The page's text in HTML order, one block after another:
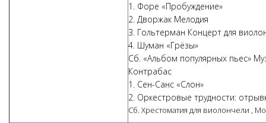
1. Форе «Пробуждение»
2. Дворжак Мелодия
3. Гольтерман Концерт для
4. Шуман «Грёзы»
Сб. «Альбом популярных пьес»
Контрабас
1. Сен-Санс «Слон»
2. Оркестровые трудности:
Сб. Хрестоматия для виолончели ,